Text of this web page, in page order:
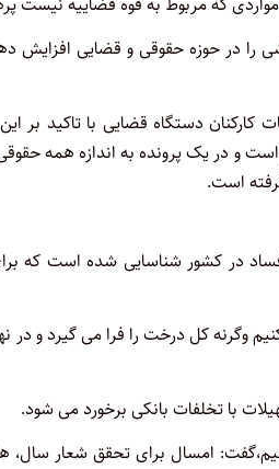
حوزه حقوقی و قضایی افزایش
کارکنان دستگاه قضایی با تاکید بر
و در یک پرونده به اندازه همه
مورد زمینه‌ها و گلوگاه های فساد در کشور شناسایی
وگرنه کل درخت را فرا می گیرد و در
با تخلفات بانکی برخورد می شود.
امسال برای تحقق شعار